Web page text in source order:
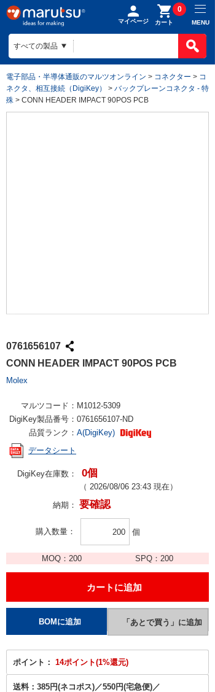
マイページ カート
0
MENU
電子部品・半導体通販のマルツオンライン > コネクター > コ
ネクタ、相互接続（DigiKey）
> バックプレーンコネクタ - 特
殊 > CONN HEADER IMPACT 90POS PCB
0761656107
CONN HEADER IMPACT 90POS PCB
Molex
マルツコード： M1012-5309
DigiKey製品番号： 0761656107-ND
品質ランク： A(DigiKey)
データシート
DigiKey在庫数： 0個
（ 2026/08/06 23:43 現在）
納期： 要確認
購入数量 個
MOQ：200 SPQ： 200
ポイント： 14ポイント(1%還元)
送料： 385円(ネコポス)／550円(宅急便)／